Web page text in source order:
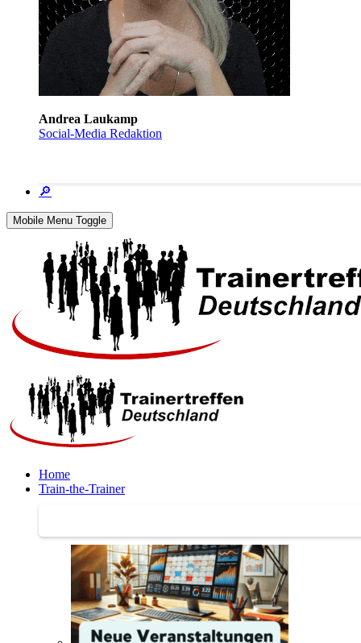
Andrea Laukamp
Social-Media Redaktion
🔎
Mobile Menu Toggle
Home
Train-the-Trainer